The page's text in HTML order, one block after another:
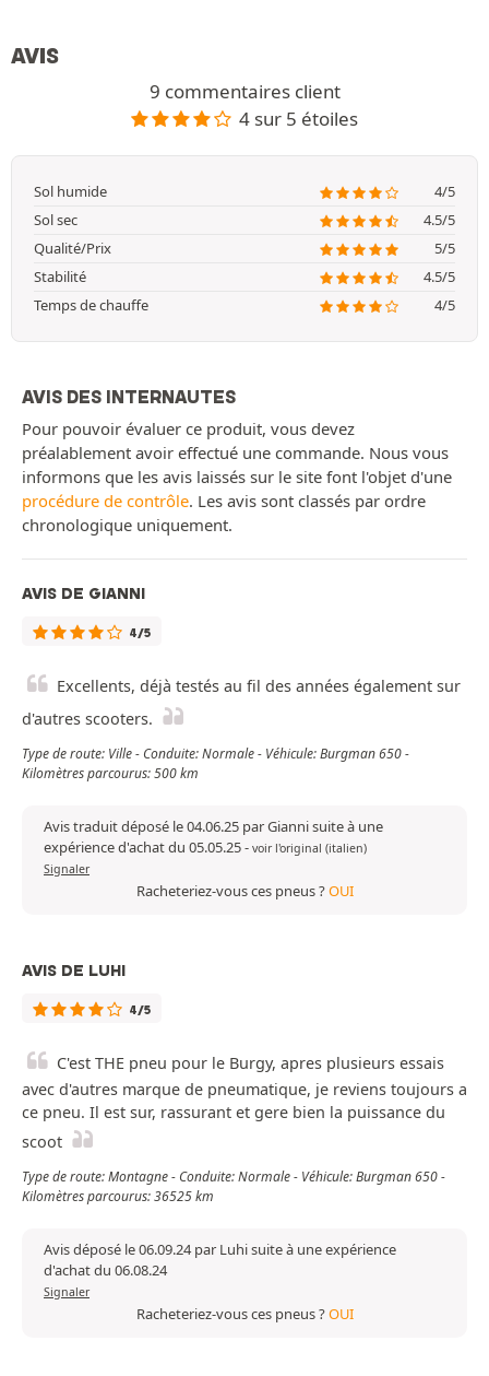
AVIS
9 commentaires client
4 sur 5 étoiles
Sol humide
4/5
Sol sec
4.5/5
Qualité/Prix
5/5
Stabilité
4.5/5
Temps de chauffe
4/5
AVIS DES INTERNAUTES
Pour pouvoir évaluer ce produit, vous devez
préalablement avoir effectué une commande. Nous vous
informons que les avis laissés sur le site font l'objet d'une
procédure de contrôle. Les avis sont classés par ordre
chronologique uniquement.
AVIS DE GIANNI
4/5
Excellents, déjà testés au fil des années également sur
d'autres scooters.
Type de route: Ville - Conduite: Normale - Véhicule: Burgman 650 -
Kilomètres parcourus: 500 km
Avis traduit déposé le 04.06.25 par Gianni suite à une
expérience d'achat du 05.05.25- voir l'original (italien)
Signaler
Racheteriez-vous ces pneus ?OUI
AVIS DE LUHI
4/5
C'est THE pneu pour le Burgy, apres plusieurs essais
avec d'autres marque de pneumatique, je reviens toujours a
ce pneu. Il est sur, rassurant et gere bien la puissance du
scoot
Type de route: Montagne - Conduite: Normale - Véhicule: Burgman 650 -
Kilomètres parcourus: 36525 km
Avis déposé le 06.09.24 par Luhi suite à une expérience
d'achat du 06.08.24
Signaler
Racheteriez-vous ces pneus ?OUI